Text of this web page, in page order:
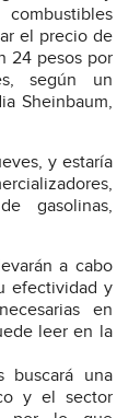
el precio de
24 pesos por
según un
Sheinbaum,
y estaría
gasolinas,
a cabo
efectividad y
en
leer en la
buscará una
y el sector